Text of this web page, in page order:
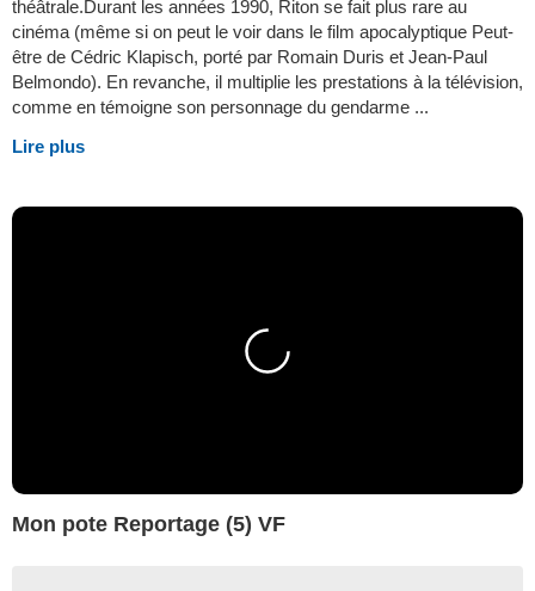
théâtrale.Durant les années 1990, Riton se fait plus rare au
cinéma (même si on peut le voir dans le film apocalyptique Peut-
être de Cédric Klapisch, porté par Romain Duris et Jean-Paul
Belmondo). En revanche, il multiplie les prestations à la télévision,
comme en témoigne son personnage du gendarme ...
Lire plus
Mon pote Reportage (5) VF